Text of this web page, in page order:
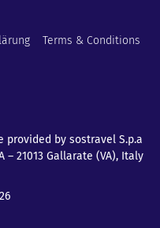
Terms & Conditions
provided by sostravel S.p.a
– 21013 Gallarate (VA), Italy